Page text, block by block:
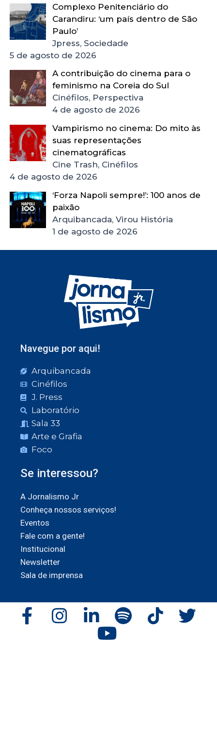
Complexo Penitenciário do
Carandiru: ‘um país dentro de São
Paulo’
Jpress, Sociedade
5 de agosto de 2026
A contribuição do cinema para o
feminismo na Coreia do Sul
Cinéfilos, Perspectiva
4 de agosto de 2026
Vampirismo no cinema: Do mito às
suas representações
cinematográficas
Cine Trash, Cinéfilos
4 de agosto de 2026
‘Forza Napoli sempre!’: 100 anos de
paixão
Arquibancada, Virou História
1 de agosto de 2026
Navegue por aqui!
Arquibancada
Cinéfilos
J. Press
Laboratório
Sala 33
Arte e Grafia
Foco
Se interessou?
A Jornalismo Jr
Conheça nossos serviços!
Eventos
Fale com a gente!
Institucional
Newsletter
Sala de imprensa